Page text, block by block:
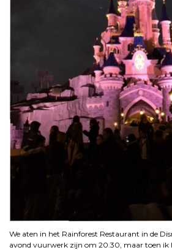
We aten in het Rainforest Restaurant in de
avond vuurwerk zijn om 20.30, maar toen ik